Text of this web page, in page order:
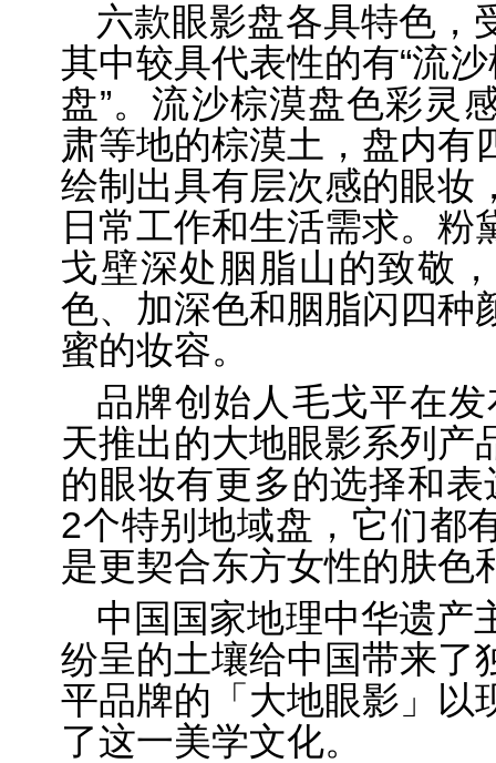
六款眼影盘各具特色，
其中较具代表性的有“流
盘”。流沙棕漠盘色彩灵
肃等地的棕漠土，盘内有
绘制出具有层次感的眼妆
日常工作和生活需求。粉
戈壁深处胭脂山的致敬
色、加深色和胭脂闪四种
蜜的妆容。
品牌创始人毛戈平在
天推出的大地眼影系列产
的眼妆有更多的选择和表
2个特别地域盘，它们都
是更契合东方女性的肤色
中国国家地理中华遗产
纷呈的土壤给中国带来了
平品牌的「大地眼影」以
了这一美学文化。